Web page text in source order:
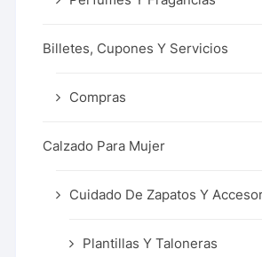
Billetes, Cupones Y Servicios
Compras
Calzado Para Mujer
Cuidado De Zapatos Y
Plantillas Y Taloneras